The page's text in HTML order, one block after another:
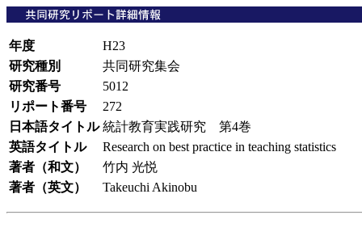
年度
H23
研究種別
共同研究集会
研究番号
5012
リポート番号
272
日本語タイトル 統計教育実践研究 第4巻
英語タイトル
Research on best practice in teaching statistics
著者（和文）
竹内 光悦
著者（英文）
Takeuchi Akinobu